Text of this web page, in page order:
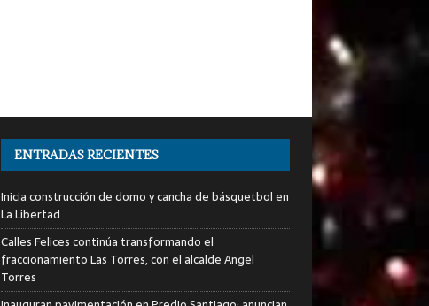
ENTRADAS RECIENTES
Inicia construcción de domo y cancha de básquetbol en
La Libertad
Calles Felices continúa transformando el
fraccionamiento Las Torres, con el alcalde Angel
Torres